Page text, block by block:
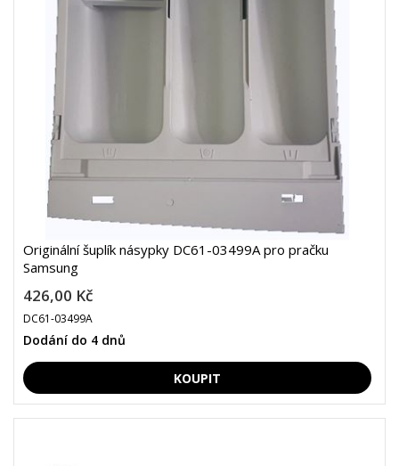
Originální šuplík násypky DC61-03499A pro pračku
Samsung
426,00 Kč
DC61-03499A
Dodání do 4 dnů